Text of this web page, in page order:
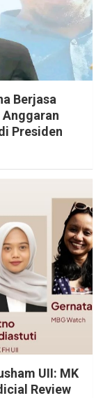
Berjasa
Presiden
UII: MK
Review